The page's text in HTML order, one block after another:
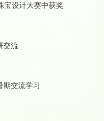
宝设计大赛中获奖
交流
期交流学习